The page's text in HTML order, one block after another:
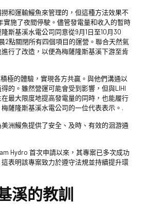
和運輸鰻魚來管理的，但這種方法效果不
實施了夜間停駛。儘管發電量和收入的暫時
斯基溪水電公司同意從9月1日至10月30
2點關閉所有四個項目的運營。聯合天然氣
行了改造，以便為梅薩隆斯基溪下游至肯
極的體驗，實現各方共贏。與他們溝通以
的。雖然營運可能會受到影響，但與LIHI
最大限度地提高發電量的同時，也能履行
薩隆斯基溪水電公司的一位代表表示。.
洲鰻魚提供了安全、及時、有效的洄游通
Hydro 首次申請以來，其專案已多次成功
表明該專案致力於遵守法規並持續提升環
溪的教訓